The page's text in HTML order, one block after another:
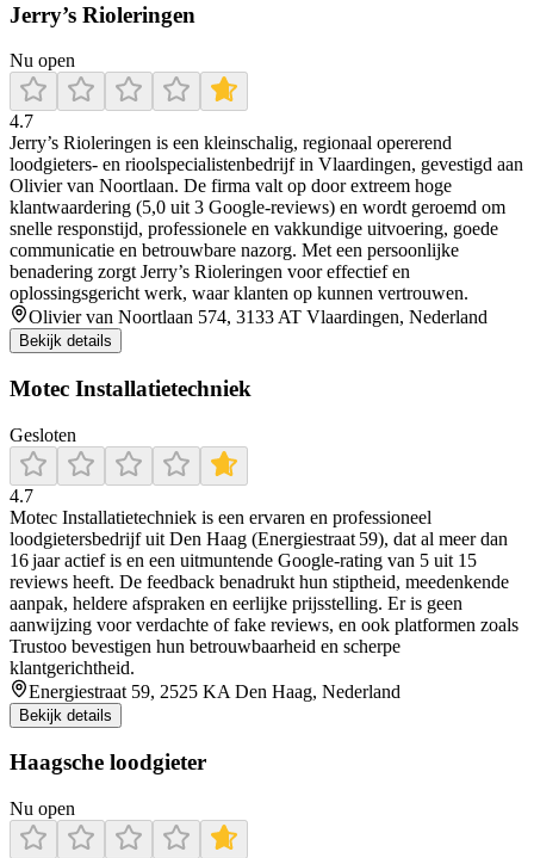
Jerry’s Rioleringen
Nu open
4.7
Jerry’s Rioleringen is een kleinschalig, regionaal opererend
loodgieters- en rioolspecialistenbedrijf in Vlaardingen, gevestigd aan
Olivier van Noortlaan. De firma valt op door extreem hoge
klantwaardering (5,0 uit 3 Google-reviews) en wordt geroemd om
snelle responstijd, professionele en vakkundige uitvoering, goede
communicatie en betrouwbare nazorg. Met een persoonlijke
benadering zorgt Jerry’s Rioleringen voor effectief en
oplossingsgericht werk, waar klanten op kunnen vertrouwen.
Olivier van Noortlaan 574, 3133 AT Vlaardingen, Nederland
Bekijk details
Motec Installatietechniek
Gesloten
4.7
Motec Installatietechniek is een ervaren en professioneel
loodgietersbedrijf uit Den Haag (Energiestraat 59), dat al meer dan
16 jaar actief is en een uitmuntende Google-rating van 5 uit 15
reviews heeft. De feedback benadrukt hun stiptheid, meedenkende
aanpak, heldere afspraken en eerlijke prijsstelling. Er is geen
aanwijzing voor verdachte of fake reviews, en ook platformen zoals
Trustoo bevestigen hun betrouwbaarheid en scherpe
klantgerichtheid.
Energiestraat 59, 2525 KA Den Haag, Nederland
Bekijk details
Haagsche loodgieter
Nu open